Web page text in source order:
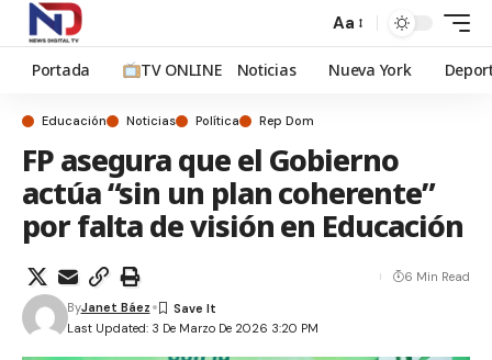
Aa
Portada TV ONLINE Noticias Nueva York
Educación Noticias Política Rep Dom
FP asegura que el Gobierno
actúa “sin un plan coherente”
por falta de visión en Educación
Last Updated: 3 De Marzo De 2026 3:20 PM
ByJanet Báez
6 Min Read